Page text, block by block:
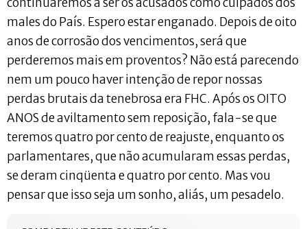
males do País. Espero estar enganado. Depois de oito
anos de corrosão dos vencimentos, será que
perderemos mais em proventos? Não está parecendo
nem um pouco haver intenção de repor nossas
perdas brutais da tenebrosa era FHC. Após os OITO
ANOS de aviltamento sem reposição, fala-se que
teremos quatro por cento de reajuste, enquanto os
parlamentares, que não acumularam essas perdas,
se deram cinqüenta e quatro por cento. Mas vou
pensar que isso seja um sonho, aliás, um pesadelo.